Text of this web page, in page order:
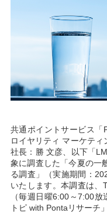
共通ポイントサービス「
ロイヤリティ マーケテ
社長：勝 文彦、以下「
象に調査した「今夏の一
る調査」（実施期間：
いたします。本調査は、
（毎週日曜6:00～7:00
トピ with Pontaリサーチ